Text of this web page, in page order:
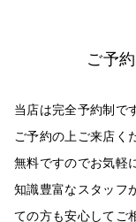
ご予
当店は完全予約制で
ご予約の上ご来店く
無料ですのでお気軽
知識豊富なスタッフ
ての方も安心してご